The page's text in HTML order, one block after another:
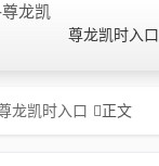
龙凯
尊龙凯时入口
龙凯时入口 正文